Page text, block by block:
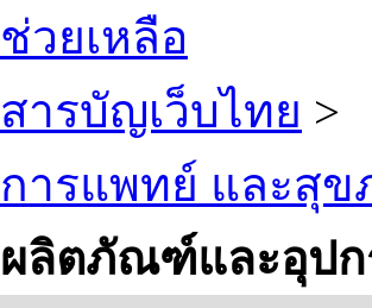
ช่วยเหลือ
สารบัญเว็บไทย >
การแพทย์ และสุข
ผลิตภัณฑ์และอุป